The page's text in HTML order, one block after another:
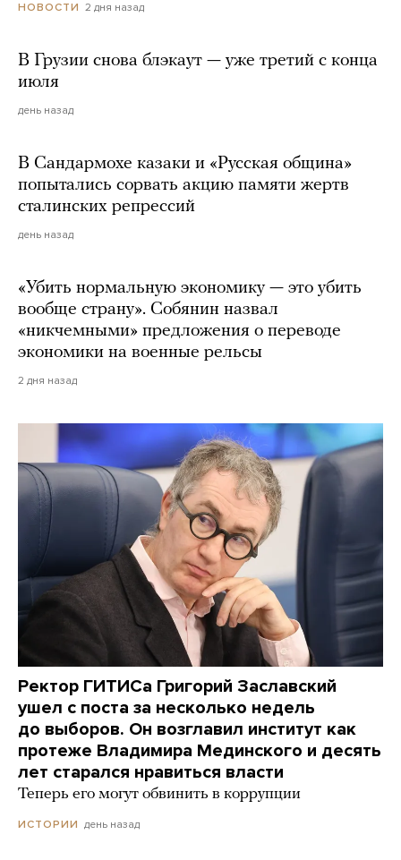
НОВОСТИ 2 дня назад
В Грузии снова блэкаут — уже третий с конца
июля
день назад
В Сандармохе казаки и «Русская община»
попытались сорвать акцию памяти жертв
сталинских репрессий
день назад
«Убить нормальную экономику — это убить
вообще страну». Собянин назвал
«никчемными» предложения о переводе
экономики на военные рельсы
2 дня назад
Ректор ГИТИСа Григорий Заславский
ушел с поста за несколько недель
до выборов. Он возглавил институт как
протеже Владимира Мединского и десять
лет старался нравиться власти
Теперь его могут обвинить в коррупции
ИСТОРИИ день назад